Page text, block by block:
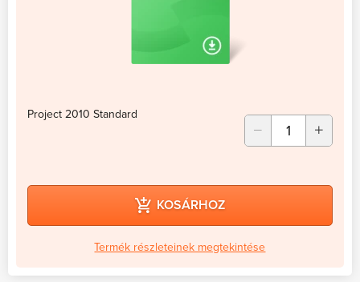
Project 2010 Standard
KOSÁRHOZ
Termék részleteinek megtekintése